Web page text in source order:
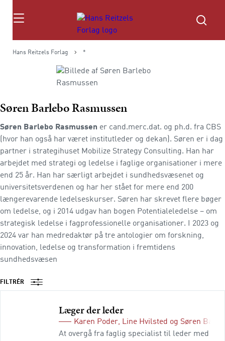
Søg
Hans Reitzels Forlag *
Søren Barlebo Rasmussen
Søren Barlebo Rasmussen er cand.merc.dat. og ph.d. fra CBS
(hvor han også har været institutleder og dekan). Søren er i dag
partner i strategihuset Mobilize Strategy Consulting. Han har
arbejdet med strategi og ledelse i faglige organisationer i mere
end 25 år. Han har særligt arbejdet i sundhedsvæsenet og
universitetsverdenen og har her stået for mere end 200
længerevarende ledelseskurser. Søren har skrevet flere bøger
om ledelse, og i 2014 udgav han bogen Potentialeledelse – om
strategisk ledelse i fagprofessionelle organisationer. I 2023 og
2024 var han medredaktør på tre antologier om forskning,
innovation, ledelse og transformation i fremtidens
sundhedsvæsen
FILTRÉR
Læger der leder
Karen Poder, Line Hvilsted og Søren
At overgå fra faglig specialist til leder med